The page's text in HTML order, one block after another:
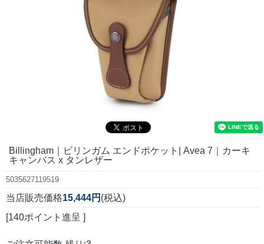
Billingham｜ビリンガム エンドポケット| Avea 7｜カーキ
キャンバス x タンレザー
5035627119519
当店販売価格15,444円 (税込)
[140ポイント進呈 ]